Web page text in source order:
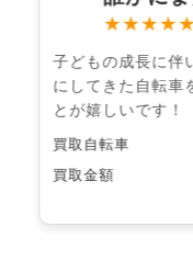
★★★★★
子どもの成長に伴
にしてきた自転車
とが嬉しいです！
買取自転車
買取金額